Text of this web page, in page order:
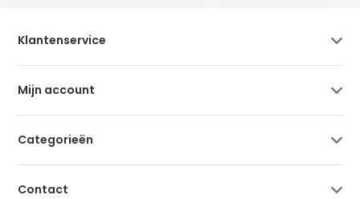
Klantenservice
Mijn account
Categorieën
Contact